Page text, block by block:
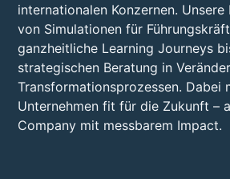
internationalen Konzernen.
von Simulationen für
ganzheitliche Learning Journeys
strategischen Beratung in
Transformationsprozessen. Dabei
Unternehmen fit für die Zukunft –
Company mit messbarem Impact.